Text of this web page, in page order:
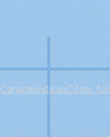
CaracterísticasCómo